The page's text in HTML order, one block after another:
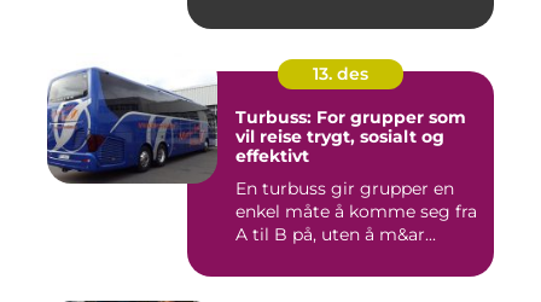
13. des
Turbuss: For grupper som
vil reise trygt, sosialt og
effektivt
En turbuss gir grupper en
enkel måte å komme seg fra
A til B på, uten å m&ar...